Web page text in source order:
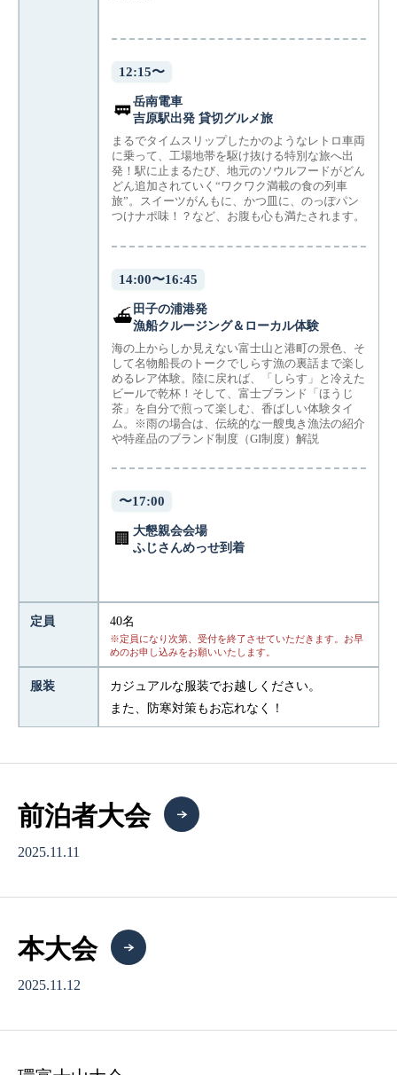
12:15〜
🚃 岳南電車
吉原駅出発 貸切グルメ旅
まるでタイムスリップしたかのようなレトロ車両
に乗って、工場地帯を駆け抜ける特別な旅へ出
発！駅に止まるたび、地元のソウルフードがどん
どん追加されていく“ワクワク満載の食の列車
旅”。スイーツがんもに、かつ皿に、のっぽパン
つけナポ味！？など、お腹も心も満たされます。
14:00〜16:45
⛴️ 田子の浦港発
漁船クルージング＆ローカル体験
海の上からしか見えない富士山と港町の景色、そ
して名物船長のトークでしらす漁の裏話まで楽し
めるレア体験。陸に戻れば、「しらす」と冷えた
ビールで乾杯！そして、富士ブランド「ほうじ
茶」を自分で煎って楽しむ、香ばしい体験タイ
ム。※雨の場合は、伝統的な一艘曳き漁法の紹介
や特産品のブランド制度（GI制度）解説
〜17:00
🏢 大懇親会会場
ふじさんめっせ到着
定員 40名
※定員になり次第、受付を終了させていただきます。お早
めのお申し込みをお願いいたします。
服装
カジュアルな服装でお越しください。
また、防寒対策もお忘れなく！
前泊者大会
2025.11.11
本大会
2025.11.12